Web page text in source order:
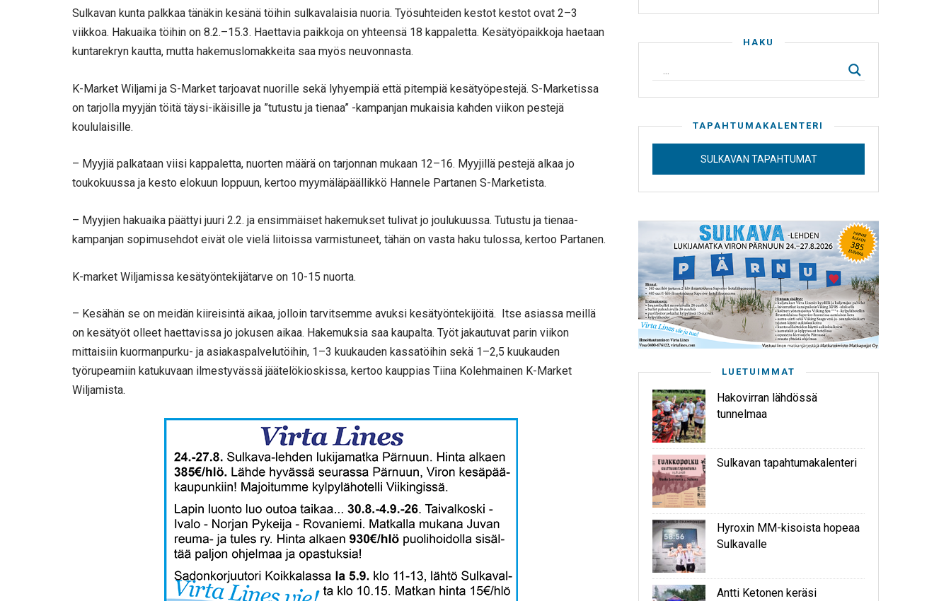
Sulkavan kunta palkkaa tänäkin kesänä töihin sulkavalaisia nuoria. Työsuhteiden kestot kestot ovat 2–3
viikkoa. Hakuaika töihin on 8.2.–15.3. Haettavia paikkoja on yhteensä 18 kappaletta. Kesätyöpaikkoja haetaan
kuntarekryn kautta, mutta hakemuslomakkeita saa myös neuvonnasta.
K-Market Wiljami ja S-Market tarjoavat nuorille sekä lyhyempiä että pitempiä kesätyöpestejä. S-Marketissa
on tarjolla myyjän töitä täysi-ikäisille ja ”tutustu ja tienaa” -kampanjan mukaisia kahden viikon pestejä
koululaisille.
– Myyjiä palkataan viisi kappaletta, nuorten määrä on tarjonnan mukaan 12–16. Myyjillä pestejä alkaa jo
toukokuussa ja kesto elokuun loppuun, kertoo myymäläpäällikkö Hannele Partanen S-Marketista.
– Myyjien hakuaika päättyi juuri 2.2. ja ensimmäiset hakemukset tulivat jo joulukuussa. Tutustu ja tienaa-
kampanjan sopimusehdot eivät ole vielä liitoissa varmistuneet, tähän on vasta haku tulossa, kertoo Partanen.
K-market Wiljamissa kesätyöntekijätarve on 10-15 nuorta.
– Kesähän se on meidän kiireisintä aikaa, jolloin tarvitsemme avuksi kesätyöntekijöitä. Itse asiassa meillä
on kesätyöt olleet haettavissa jo jokusen aikaa. Hakemuksia saa kaupalta. Työt jakautuvat parin viikon
mittaisiin kuormanpurku- ja asiakaspalvelutöihin, 1–3 kuukauden kassatöihin sekä 1–2,5 kuukauden
työrupeamiin katukuvaan ilmestyvässä jäätelökioskissa, kertoo kauppias Tiina Kolehmainen K-Market
Wiljamista.
HAKU
TAPAHTUMAKALENTERI
SULKAVAN TAPAHTUMAT
LUETUIMMAT
Hakovirran lähdössä
tunnelmaa
Sulkavan tapahtumakalenteri
Hyroxin MM-kisoista hopeaa
Sulkavalle
Antti Ketonen keräsi